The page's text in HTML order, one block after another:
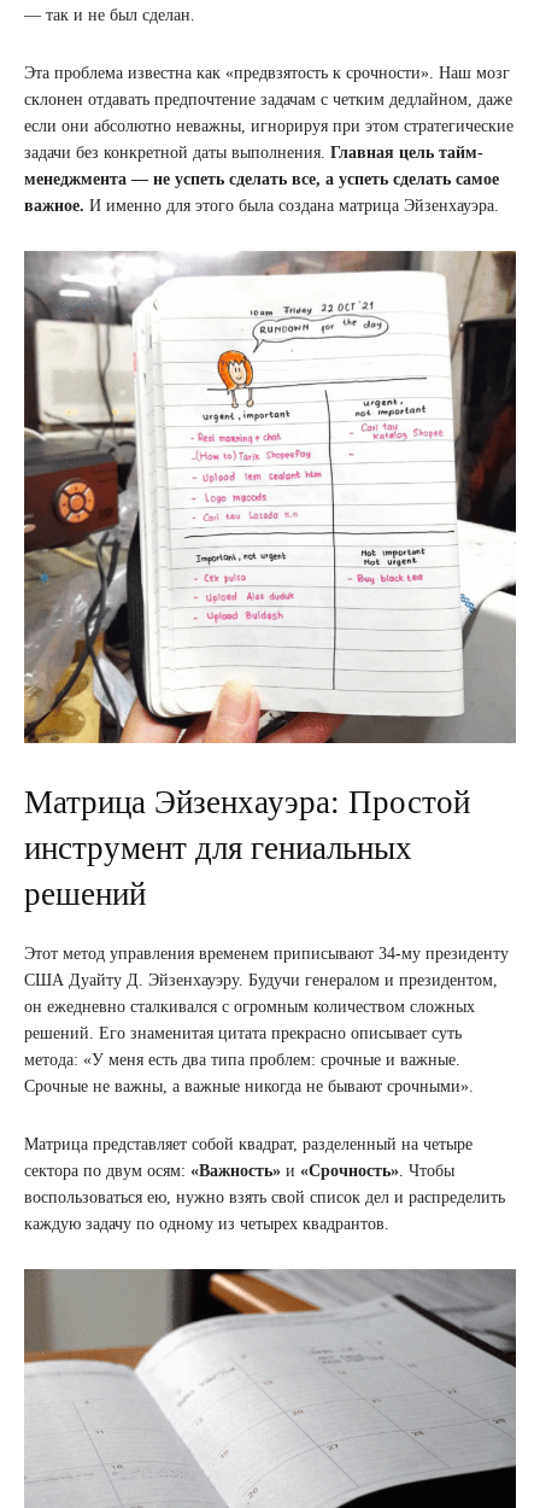
— так и не был сделан.
Эта проблема известна как «предвзятость к срочности». Наш мозг
склонен отдавать предпочтение задачам с четким дедлайном, даже
если они абсолютно неважны, игнорируя при этом стратегические
задачи без конкретной даты выполнения. Главная цель тайм-
менеджмента — не успеть сделать все, а успеть сделать самое
важное. И именно для этого была создана матрица Эйзенхауэра.
Матрица Эйзенхауэра: Простой
инструмент для гениальных
решений
Этот метод управления временем приписывают 34-му президенту
США Дуайту Д. Эйзенхауэру. Будучи генералом и президентом,
он ежедневно сталкивался с огромным количеством сложных
решений. Его знаменитая цитата прекрасно описывает суть
метода: «У меня есть два типа проблем: срочные и важные.
Срочные не важны, а важные никогда не бывают срочными».
Матрица представляет собой квадрат, разделенный на четыре
сектора по двум осям: «Важность» и «Срочность» . Чтобы
воспользоваться ею, нужно взять свой список дел и распределить
каждую задачу по одному из четырех квадрантов.